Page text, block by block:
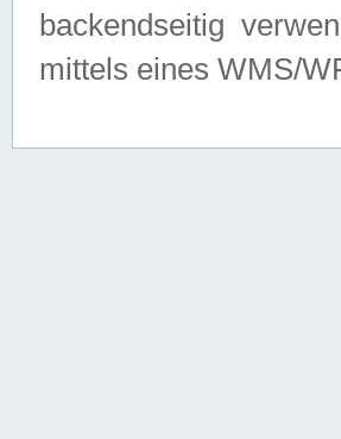
backendseitig
mittels eines WMS/